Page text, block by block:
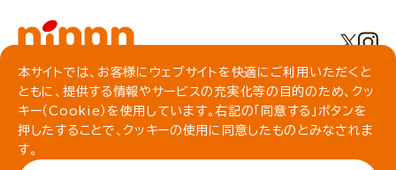
事業場・工場一覧
IR情報
IRライブラリ
株主総会・株式関連情報／社債・格付情報
よくいただくご質問
基本方針
社会
食育への取り組み
プライバシーポリシー
クッキーポリシー
動作環境について
ソーシャルメディアガイドライン
サイトマップ
本サイトでは、お客様にウェブサイトを快適にご利用いただくと
ともに、提供する情報やサービスの充実化等の目的のため、クッ
キー（Cookie）を使用しています。右記の「同意する」ボタンを
押したすることで、クッキーの使用に同意したものとみなされま
す。